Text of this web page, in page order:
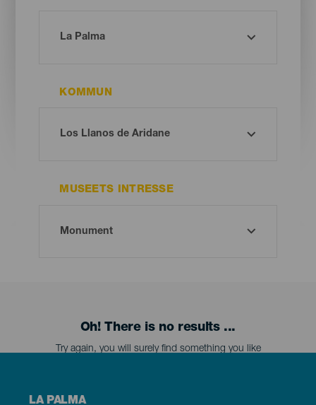
KOMMUN
MUSEETS INTRESSE
Oh! There is no results ...
Try again, you will surely find something you like
Menú
LA PALMA